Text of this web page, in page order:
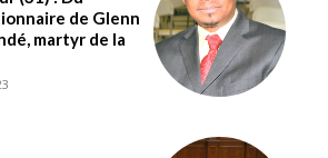
de Glenn
martyr de la